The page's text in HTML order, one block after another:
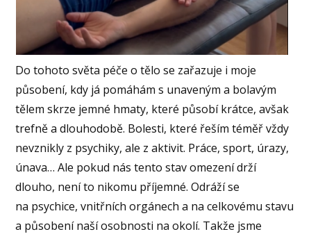
Do tohoto světa péče o tělo se zařazuje i moje
působení, kdy já pomáhám s unaveným a bolavým
tělem skrze jemné hmaty, které působí krátce, avšak
trefně a dlouhodobě. Bolesti, které řeším téměř vždy
nevznikly z psychiky, ale z aktivit. Práce, sport, úrazy,
únava… Ale pokud nás tento stav omezení drží
dlouho, není to nikomu příjemné. Odráží se
na psychice, vnitřních orgánech a na celkovému stavu
a působení naší osobnosti na okolí. Takže jsme